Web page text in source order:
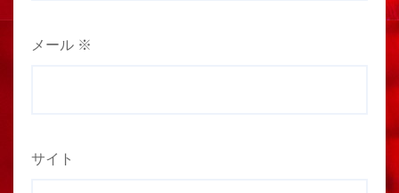
メール ※
サイト